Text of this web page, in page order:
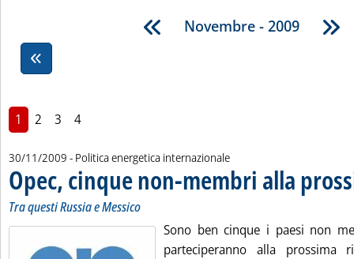
Novembre - 2009
1 2 3 4
30/11/2009 - Politica energetica internazionale
Opec, cinque non-membri alla
Tra questi Russia e Messico
Sono ben cinque i paesi non
parteciperanno alla prossima